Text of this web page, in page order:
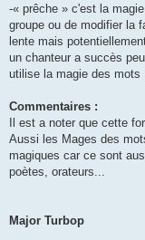
-« prêche » c'est la
groupe ou de modifier la
lente mais
un chanteur a succès
utilise la magie des mots
Commentaires :
Il est a noter que cette
Aussi les Mages des
magiques car ce sont
poètes, orateurs...
Major Turbop